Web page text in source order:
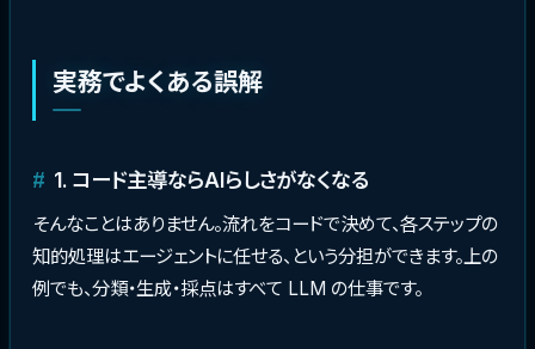
実務でよくある誤解
1. コード主導ならAIらしさがなくなる
そんなことはありません。流れをコードで決めて、各ステップの
知的処理はエージェントに任せる、という分担ができます。上の
例でも、分類・生成・採点はすべて LLM の仕事です。